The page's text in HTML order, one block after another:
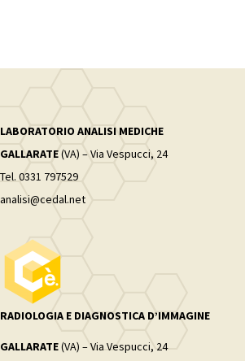
LABORATORIO ANALISI MEDICHE
GALLARATE(VA) – Via Vespucci, 24
Tel. 0331 797529
analisi@cedal.net
RADIOLOGIA E DIAGNOSTICA D’IMMAGINE
GALLARATE(VA) – Via Vespucci, 24